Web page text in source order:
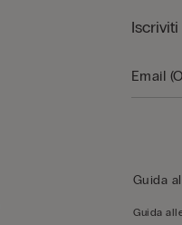
Guida
Guida